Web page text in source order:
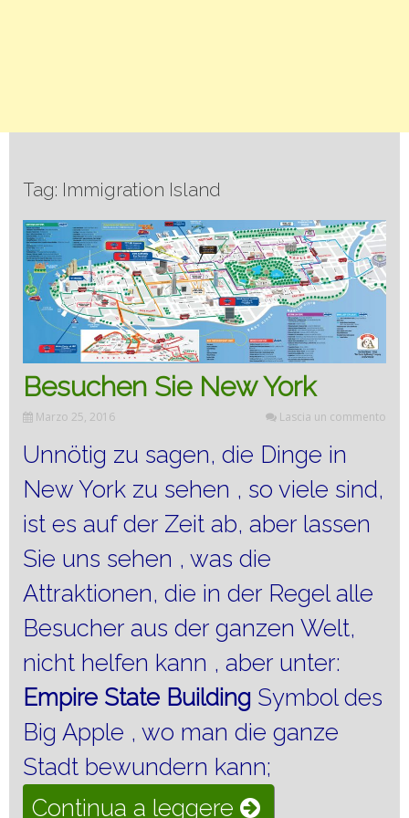
Tag: Immigration Island
Besuchen Sie New York
Marzo 25, 2016 Lascia un commento
Unnötig zu sagen, die Dinge in
New York zu sehen , so viele sind,
ist es auf der Zeit ab, aber lassen
Sie uns sehen , was die
Attraktionen, die in der Regel alle
Besucher aus der ganzen Welt,
nicht helfen kann , aber unter:
Empire State Building Symbol des
Big Apple , wo man die ganze
Stadt bewundern kann;
Continua a leggere “Besuchen